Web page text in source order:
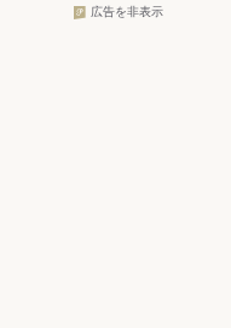
広告を非表示